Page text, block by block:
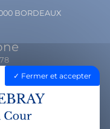
BORDEAUX
Fermer et accepter